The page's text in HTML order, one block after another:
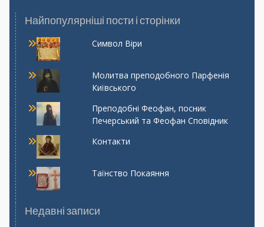
Найпопулярніші пости і сторінки
Символ Віри
Молитва преподобного Парфенія
Київського
Преподобні Феофан, посник
Печерський та Феофан Сповідник
Контакти
Таїнство Покаяння
Недавні записи